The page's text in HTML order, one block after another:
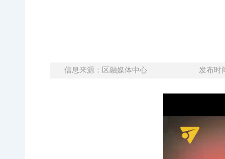
信息来源：区融媒体中心 发布时